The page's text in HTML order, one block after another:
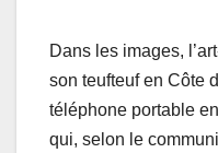
Dans les images,
son teufteuf en Côte
téléphone portable
qui, selon le